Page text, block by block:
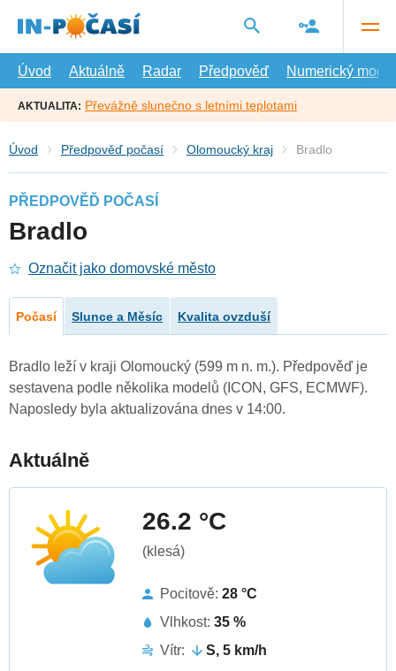
hlavní
Úvod
Aktuálně Radar Předpověď Numerický model
AKTUALITA: Převážně slunečno s letními teplotami
Úvod Předpověď počasí Olomoucký kraj Bradlo
PŘEDPOVĚĎ POČASÍ
Bradlo
Označit jako domovské město
Počasí Slunce a Měsíc Kvalita ovzduší
Bradlo leží v kraji Olomoucký (599 m n. m.). Předpověď je
sestavena podle několika modelů (ICON, GFS, ECMWF).
Naposledy byla aktualizována dnes v 14:00.
Aktuálně
26.2 °C
(klesá)
Pocitově: 28 °C
Vlhkost: 35 %
Vítr:
S, 5 km/h